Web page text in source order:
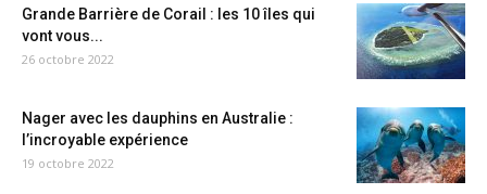
Grande Barrière de Corail : les 10 îles qui
vont vous...
26 octobre 2022
Nager avec les dauphins en Australie :
l’incroyable expérience
19 octobre 2022